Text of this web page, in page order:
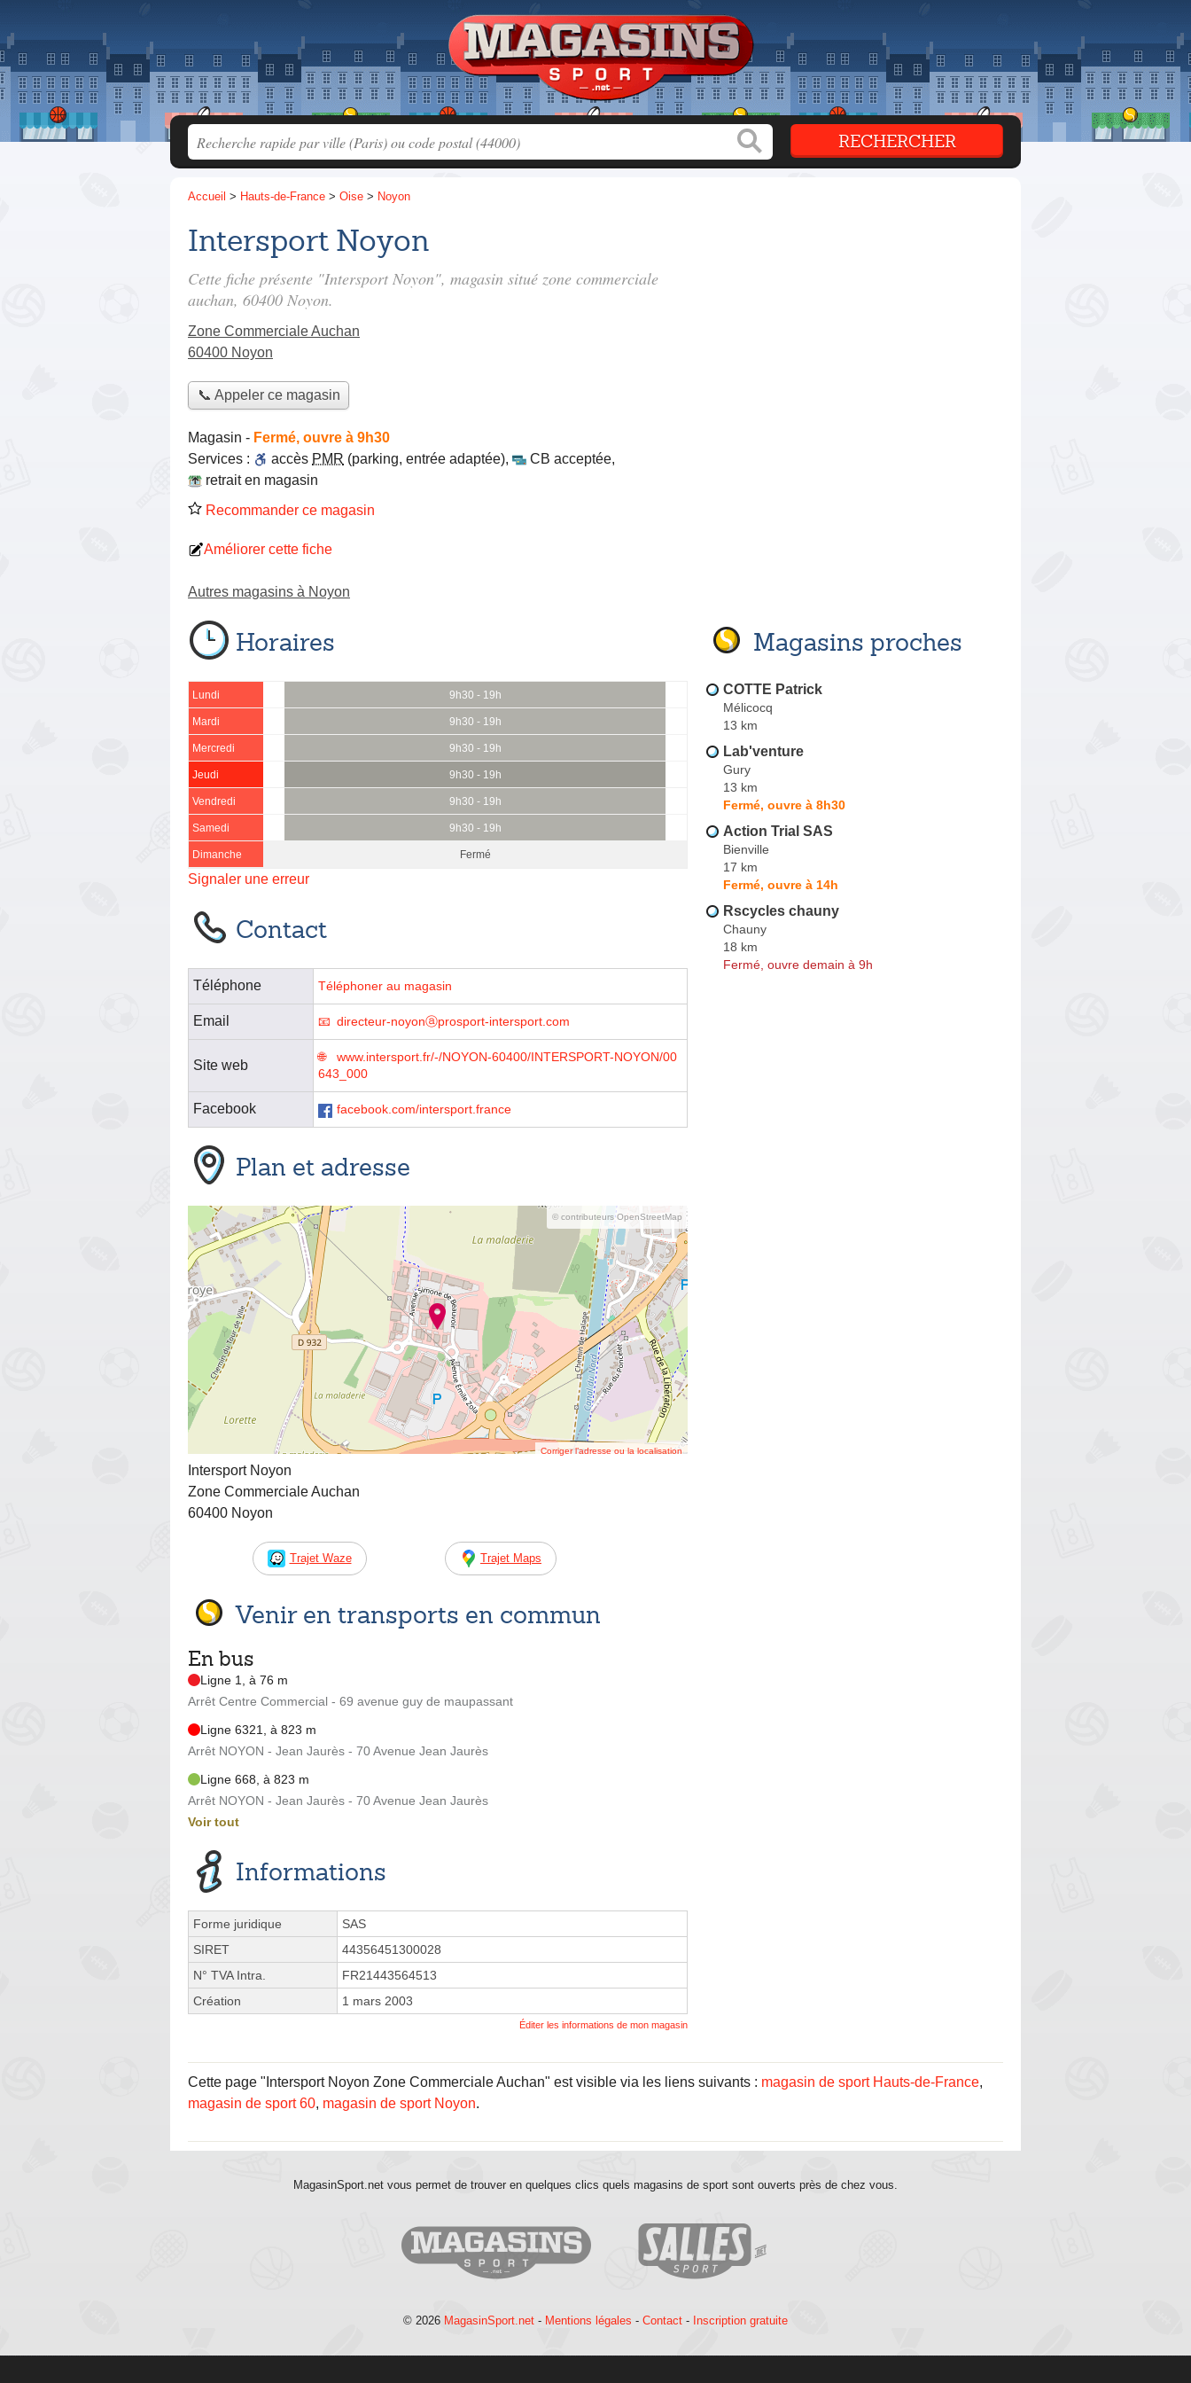
Accueil > Hauts-de-France > Oise > Noyon
Intersport Noyon
Cette fiche présente "Intersport Noyon", magasin situé zone commerciale
auchan, 60400 Noyon.
Zone Commerciale Auchan
60400 Noyon
📞 Appeler ce magasin
Magasin - Fermé, ouvre à 9h30
Services :
accès PMR (parking, entrée adaptée), CB acceptée,
retrait en magasin
Recommander ce magasin
Améliorer cette fiche
Autres magasins à Noyon
Horaires
Lundi 9h30 - 19h
Mardi 9h30 - 19h
Mercredi 9h30 - 19h
Jeudi 9h30 - 19h
Vendredi 9h30 - 19h
Samedi 9h30 - 19h
Dimanche Fermé
Signaler une erreur
Contact
Téléphone Téléphoner au magasin
Email directeur-noyonⓐprosport-intersport.com
Site web
www.intersport.fr/-/NOYON-60400/INTERSPORT-NOYON/00
643_000
Facebook facebook.com/intersport.france
Plan et adresse
© contributeurs OpenStreetMap
Corriger l’adresse ou la localisation
Intersport Noyon
Zone Commerciale Auchan
60400 Noyon
Trajet Waze Trajet Maps
Venir en transports en commun
En bus
Ligne 1, à 76 m
Arrêt Centre Commercial - 69 avenue guy de maupassant
Ligne 6321, à 823 m
Arrêt NOYON - Jean Jaurès - 70 Avenue Jean Jaurès
Ligne 668, à 823 m
Arrêt NOYON - Jean Jaurès - 70 Avenue Jean Jaurès
Voir tout
Informations
Forme juridique
SAS
SIRET
44356451300028
N° TVA Intra.
FR21443564513
Création
1 mars 2003
Éditer les informations de mon magasin
Magasins proches
COTTE Patrick
Mélicocq
13 km
Lab'venture
Gury
13 km
Fermé, ouvre à 8h30
Action Trial SAS
Bienville
17 km
Fermé, ouvre à 14h
Rscycles chauny
Chauny
18 km
Fermé, ouvre demain à 9h
Cette page "Intersport Noyon Zone Commerciale Auchan" est visible via les liens suivants : magasin de sport Hauts-de-France,
magasin de sport 60, magasin de sport Noyon.
MagasinSport.net vous permet de trouver en quelques clics quels magasins de sport sont ouverts près de chez vous.
© 2026 MagasinSport.net - Mentions légales - Contact - Inscription gratuite